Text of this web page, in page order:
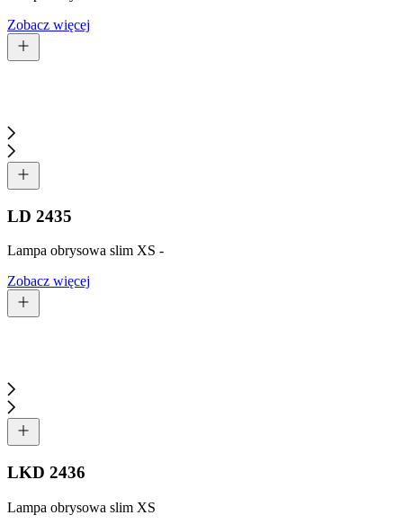
Zobacz więcej
LD 2435
Lampa obrysowa slim XS -
Zobacz więcej
LKD 2436
Lampa obrysowa slim XS